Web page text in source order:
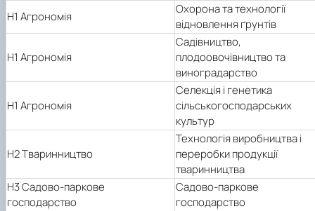
H1 Агрономія
Охорона та технології
відновлення ґрунтів
H1 Агрономія
Садівництво,
плодоовочівництво та
виноградарство
H1 Агрономія
Селекція і генетика
сільськогосподарських
культур
H2 Тваринництво
Технологія виробництва і
переробки продукції
тваринництва
H3 Садово-паркове
господарство
Садово-паркове
господарство